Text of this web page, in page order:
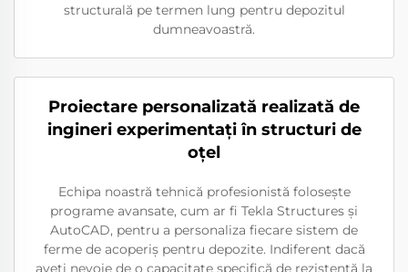
structurală pe termen lung pentru depozitul
dumneavoastră.
Proiectare personalizată realizată de
ingineri experimentați în structuri de
oțel
Echipa noastră tehnică profesionistă folosește
programe avansate, cum ar fi Tekla Structures și
AutoCAD, pentru a personaliza fiecare sistem de
ferme de acoperiș pentru depozite. Indiferent dacă
aveți nevoie de o capacitate specifică de rezistență la